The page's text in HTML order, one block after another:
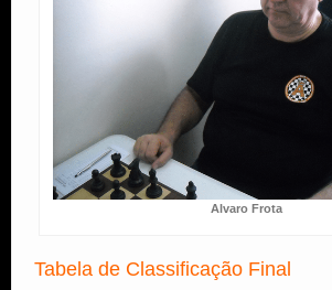
Alvaro Frota
Tabela de Classificação Final